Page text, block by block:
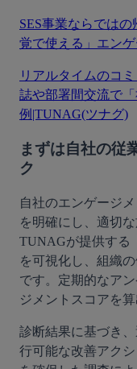
SES事業ならでは
覚で使える」エン
リアルタイムのコ
誌や部署間交流で
例|TUNAG(ツナグ)
まずは自社の従
ク
自社のエンゲージ
を明確にし、適切
TUNAGが提供する
を可視化し、組織
です。定期的なア
ジメントスコアを
診断結果に基づき
行可能な改善アク